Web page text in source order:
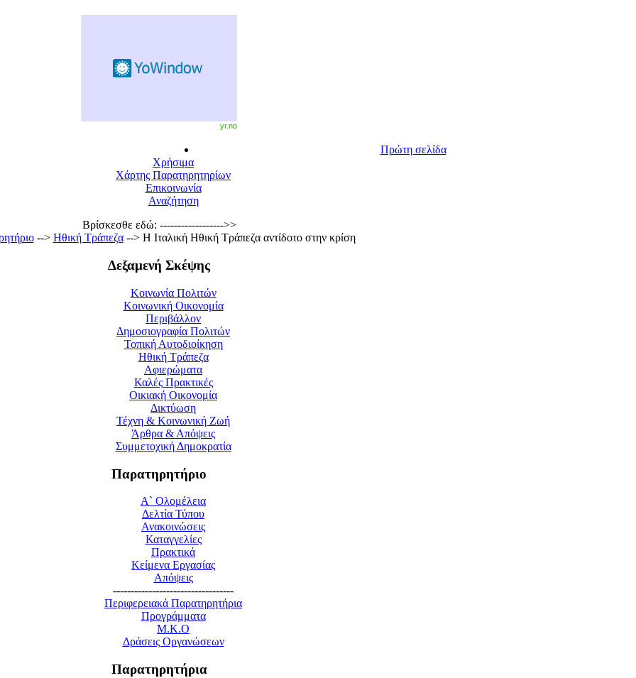
yr.no
Πρώτη σελίδα
Χρήσιμα
Χάρτης Παρατηρητηρίων
Επικοινωνία
Αναζήτηση
Βρίσκεσθε εδώ: ------------------>>
--> Ηθική Τράπεζα--> Η Ιταλική Ηθική Τράπεζα αντίδοτο στην κρίση
Δεξαμενή Σκέψης
Κοινωνία Πολιτών
Κοινωνική Οικονομία
Περιβάλλον
Δημοσιογραφία Πολιτών
Τοπική Αυτοδιοίκηση
Ηθική Τράπεζα
Αφιερώματα
Καλές Πρακτικές
Οικιακή Οικονομία
Δικτύωση
Τέχνη & Κοινωνική Ζωή
Άρθρα & Απόψεις
Συμμετοχική Δημοκρατία
Παρατηρητήριο
Α` Ολομέλεια
Δελτία Τύπου
Ανακοινώσεις
Καταγγελίες
Πρακτικά
Κείμενα Εργασίας
Απόψεις
----------------------------------
Περιφερειακά Παρατηρητήρια
Προγράμματα
M.K.O
Δράσεις Οργανώσεων
Παρατηρητήρια